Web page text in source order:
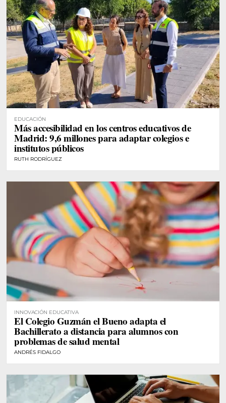
EDUCACIÓN
Más accesibilidad en los centros educativos de
Madrid: 9,6 millones para adaptar colegios e
institutos públicos
RUTH RODRÍGUEZ
INNOVACIÓN EDUCATIVA
El Colegio Guzmán el Bueno adapta el
Bachillerato a distancia para alumnos con
problemas de salud mental
ANDRÉS FIDALGO